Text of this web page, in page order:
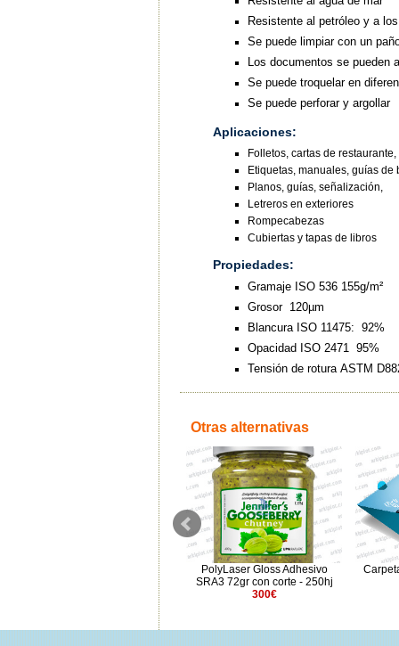
Resistente al petróleo y a
Se puede limpiar con un
Los documentos se pueden
Se puede troquelar en
Se puede perforar y argollar
Aplicaciones:
Folletos, cartas de
Etiquetas, manuales, guías
Planos, guías, señalización,
Letreros en exteriores
Rompecabezas
Cubiertas y tapas de libros
Propiedades:
Gramaje ISO 536 155g/m²
Grosor 120µm
Blancura ISO 11475: 92%
Opacidad ISO 2471 95%
Tensión de rotura ASTM
Otras alternativas
Pulsera Pretroquelada Azul
PolyLaser Gloss Adhesivo
SRA3 72gr con corte - 250hj
300€